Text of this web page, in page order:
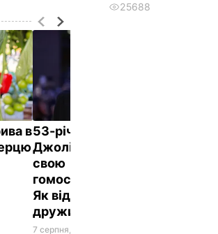
в53-річний брат
Джолі заявив про
свою
гомосексуальність.
Як відреагувала його
дружина
7 серпня, 14.37
25688